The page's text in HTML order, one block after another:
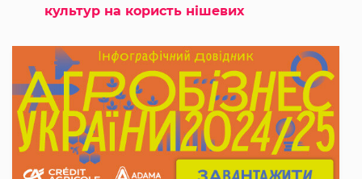
культур на користь нішевих